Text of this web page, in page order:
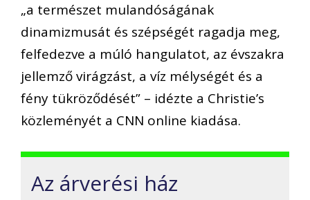
„a természet mulandóságának
dinamizmusát és szépségét ragadja meg,
felfedezve a múló hangulatot, az évszakra
jellemző virágzást, a víz mélységét és a
fény tükröződését” – idézte a Christie’s
közleményét a CNN online kiadása.
Az árverési ház